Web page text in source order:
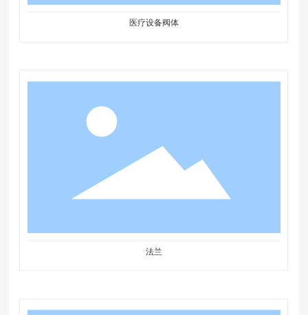
医疗设备阀体
法兰